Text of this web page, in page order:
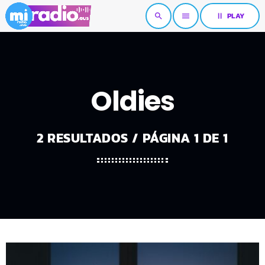
search menu pause PLAY
Oldies
2 RESULTADOS / PÁGINA 1 DE 1